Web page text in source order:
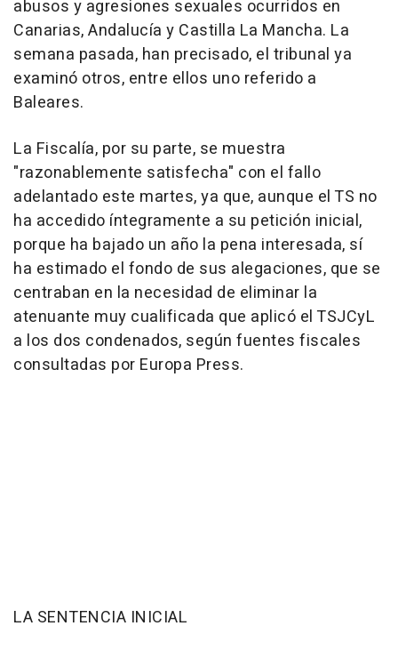
abusos y agresiones sexuales ocurridos en
Canarias, Andalucía y Castilla La Mancha. La
semana pasada, han precisado, el tribunal ya
examinó otros, entre ellos uno referido a
Baleares.
La Fiscalía, por su parte, se muestra
"razonablemente satisfecha" con el fallo
adelantado este martes, ya que, aunque el TS no
ha accedido íntegramente a su petición inicial,
porque ha bajado un año la pena interesada, sí
ha estimado el fondo de sus alegaciones, que se
centraban en la necesidad de eliminar la
atenuante muy cualificada que aplicó el TSJCyL
a los dos condenados, según fuentes fiscales
consultadas por Europa Press.
LA SENTENCIA INICIAL